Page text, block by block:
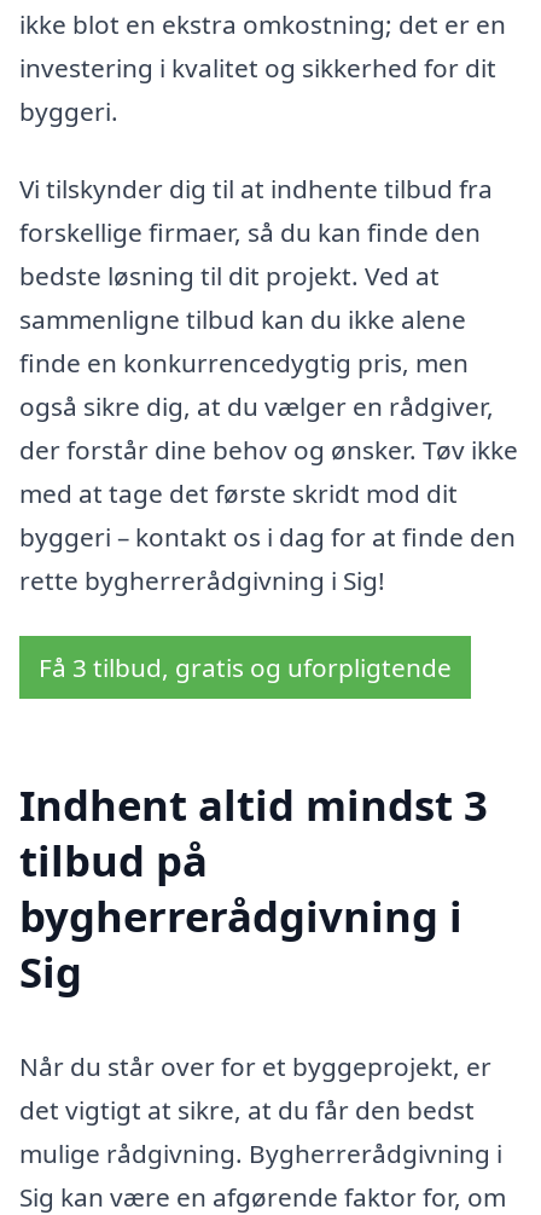
ikke blot en ekstra omkostning; det er en
investering i kvalitet og sikkerhed for dit
byggeri.
Vi tilskynder dig til at indhente tilbud fra
forskellige firmaer, så du kan finde den
bedste løsning til dit projekt. Ved at
sammenligne tilbud kan du ikke alene
finde en konkurrencedygtig pris, men
også sikre dig, at du vælger en rådgiver,
der forstår dine behov og ønsker. Tøv ikke
med at tage det første skridt mod dit
byggeri – kontakt os i dag for at finde den
rette bygherrerådgivning i Sig!
Få 3 tilbud, gratis og uforpligtende
Indhent altid mindst 3
tilbud på
bygherrerådgivning i
Sig
Når du står over for et byggeprojekt, er
det vigtigt at sikre, at du får den bedst
mulige rådgivning. Bygherrerådgivning i
Sig kan være en afgørende faktor for, om